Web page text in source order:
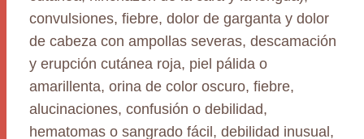
convulsiones, fiebre, dolor de garganta y dolor
de cabeza con ampollas severas, descamación
y erupción cutánea roja, piel pálida o
amarillenta, orina de color oscuro, fiebre,
alucinaciones, confusión o debilidad,
hematomas o sangrado fácil, debilidad inusual,